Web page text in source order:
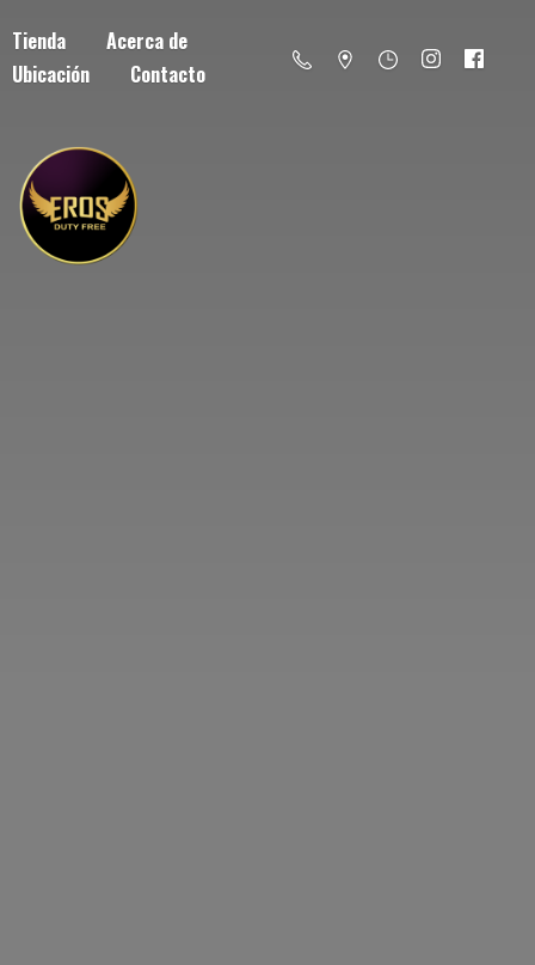
Tienda
Acerca de
Ubicación
Contacto